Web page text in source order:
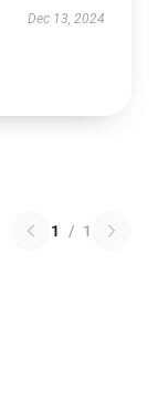
Dec 13, 2024
1 / 1